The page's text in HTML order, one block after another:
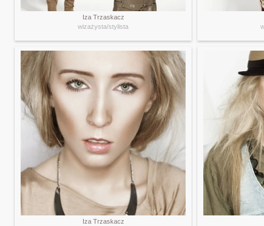
Iza Trzaskacz
wizażysta/stylista
Iza Trzaskacz